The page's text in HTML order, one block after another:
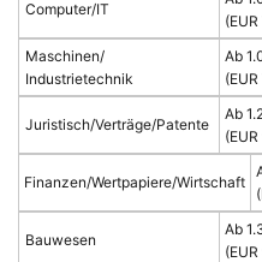
Computer/IT
Maschinen/
Industrietechnik
Ab
Juristisch/Verträge/Patente
Ab
Finanzen/Wertpapiere/Wirtschaft
Bauwesen
Ab